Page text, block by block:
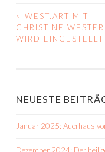
BEITRAGS-
< WEST.ART MIT
CHRISTINE
WIRD EINGESTELLT
NEUESTE
Januar 2025: Auerhaus